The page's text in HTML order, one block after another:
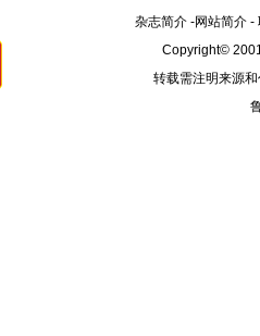
杂志简介-网站简介-
Copyright©
转载需注明来源